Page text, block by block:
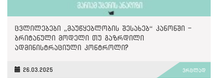
ცვლილებები „მაუწყებლობის შესახებ“ კანონში -
ბრიტანული მოდელი თუ გაზრდილი
ადმინისტრაციული კონტროლი?
26.03.2025 ვრცლად